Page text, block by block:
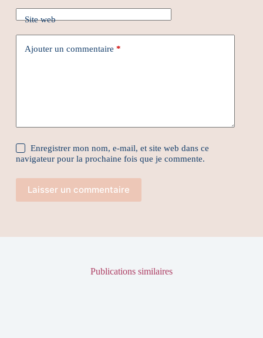
Site web
Ajouter un commentaire *
Enregistrer mon nom, e-mail, et site web dans ce
navigateur pour la prochaine fois que je commente.
Laisser un commentaire
Publications similaires